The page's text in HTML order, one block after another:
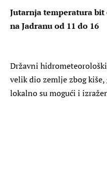
Jutarnja temperatura bit
na Jadranu od 11 do 16
Državni
velik dio zemlje zbog
lokalno su mogući i